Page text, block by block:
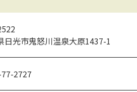
日光市鬼怒川温泉大原1437-1
2727